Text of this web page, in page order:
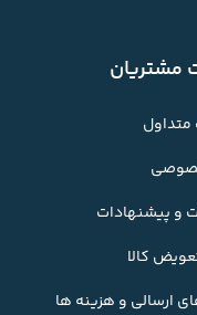
مشتریان
متداول
و پیشنهادات
کالا
ارسالی و هزینه ها